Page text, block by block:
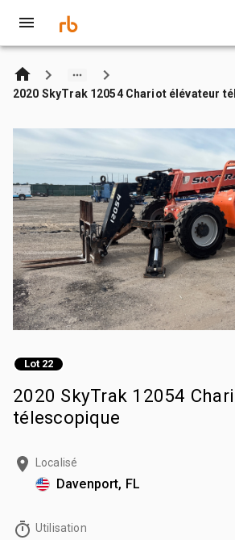
2020 SkyTrak 12054 Chariot élévateur
Lot 22
2020 SkyTrak 12054
télescopique
Localisé
Davenport, FL
Utilisation